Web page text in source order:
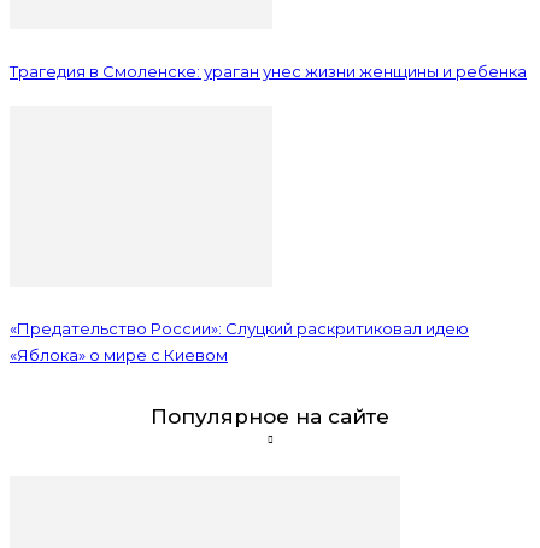
Трагедия в Смоленске: ураган унес жизни женщины и ребенка
«Предательство России»: Слуцкий раскритиковал идею
«Яблока» о мире с Киевом
Популярное на сайте